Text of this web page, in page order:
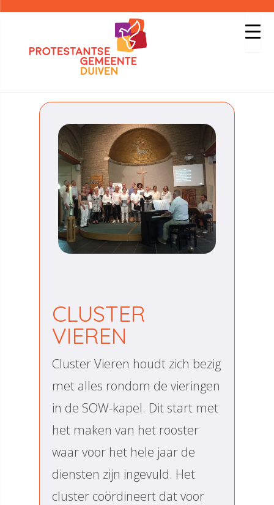
CLUSTER
VIEREN
Cluster Vieren houdt zich bezig
met alles rondom de vieringen
in de SOW-kapel. Dit start met
het maken van het rooster
waar voor het hele jaar de
diensten zijn ingevuld. Het
cluster coördineert dat voor